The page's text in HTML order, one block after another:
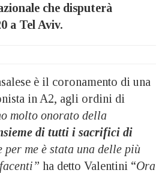
che disputerà
a Tel Aviv.
è il coronamento di una
in A2, agli ordini di
molto onorato della
di tutti i sacrifici di
per me è stata una delle più
ha detto Valentini “Ora